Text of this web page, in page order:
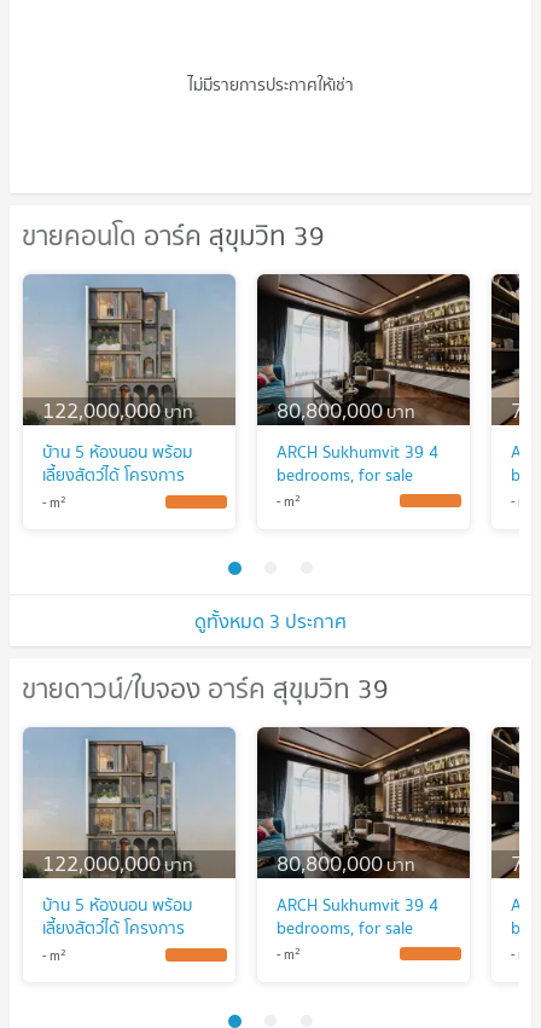
ไม่มีรายการประกาศให้เช่า
ขายคอนโด อาร์ค สุขุมวิท 39
ดูทั้งหมด 3 ประกาศ
ขายคอนโด อาร์ค สุขุมวิท 39
122,000,000บาท
บ้าน 5 ห้องนอน พร้อม
เลี้ยงสัตว์ได้ โครงการ
ARCH Sukhumvit 39
-m2
80,800,000บาท
ARCH Sukhumvit 39 4
bedrooms, for sale
-m2 -m
ขายดาวน์/ใบจอง อาร์ค สุขุมวิท 39
ขายดาวน์/ใบจอง อาร์ค สุขุมวิท 39
122,000,000บาท
บ้าน 5 ห้องนอน พร้อม
เลี้ยงสัตว์ได้ โครงการ
ARCH Sukhumvit 39
-m2
80,800,000บาท
ARCH Sukhumvit 39 4
bedrooms, for sale
-m2 -m